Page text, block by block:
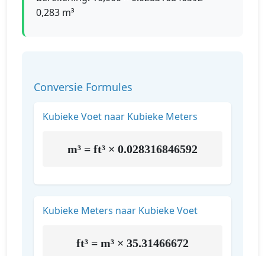
0,283 m³
Conversie Formules
Kubieke Voet naar Kubieke Meters
m³ = ft³ × 0.028316846592
Kubieke Meters naar Kubieke Voet
ft³ = m³ × 35.31466672